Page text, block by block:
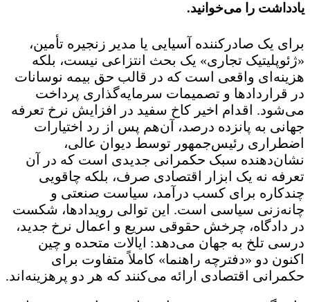
یادداشت را می‌خوانید.
برای یک صادرکننده آسیایی یا مدیر زنجیره تأمین،
«ژئوپلیتیک تجاری» یک بحث انتزاعی نیست، بلکه
هزینه‌ای واقعی است که در قالب حق بیمه نوسانات
در قراردادها و تصمیمات سرمایه‌گذاری پرداخت
می‌شود. اقدام اخیر کاخ سفید در افزایش نرخ تعرفه
جهانی به پانزده درصد، آن‌هم پس از رد اختیارات
اضطراری رئیس‌جمهور توسط دیوان عالی،
نشان‌دهنده سبک حکمرانی جدیدی است که در آن
تعرفه نه یک ابزار اقتصادی صرف، بلکه چاقویی
چندکاره برای کسب درآمد، سیاست صنعتی و
چانه‌زنی سیاسی است. این توالی رویدادها، شکست
در دادگاه، چرخش حقوقی سریع و اعمال نرخ جدید،
درسی تلخ به جهان می‌دهد: ایالات متحده و چین
اکنون دو «دفترچه راهنما» کاملاً متفاوت برای
حکمرانی اقتصادی ارائه می‌کنند که هر دو پرهزینه‌اند.